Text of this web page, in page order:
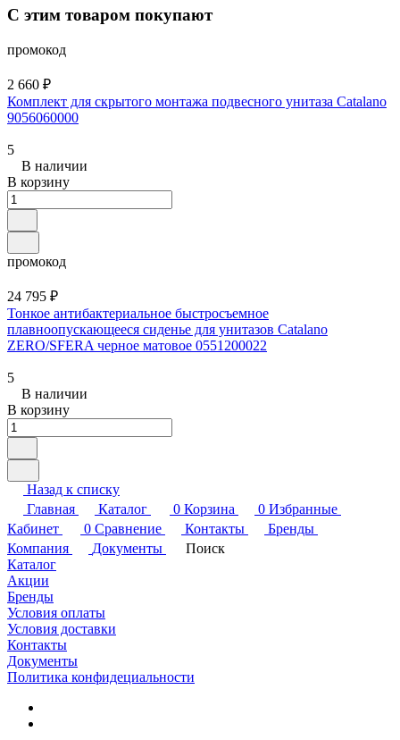
С этим товаром покупают
промокод
2 660 ₽
Комплект для скрытого монтажа подвесного унитаза Catalano
9056060000
5
В наличии
В корзину
промокод
24 795 ₽
Тонкое антибактериальное быстросъемное
плавноопускающееся сиденье для унитазов Catalano
ZERO/SFERA черное матовое 0551200022
5
В наличии
В корзину
Назад к списку
Главная
Каталог 0 Корзина 0 Избранные
Кабинет
0 Сравнение Контакты
Бренды
Компания
Документы
Поиск
Каталог
Акции
Бренды
Условия оплаты
Условия доставки
Контакты
Документы
Политика конфидециальности